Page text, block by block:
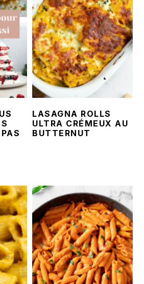
LASAGNA ROLLS
ULTRA CRÉMEUX AU
BUTTERNUT